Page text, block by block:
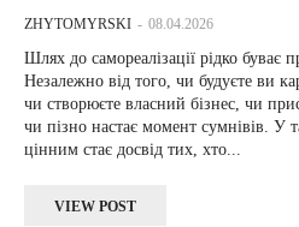
ZHYTOMYRSKI - 08.04.2026
Шлях до самореалізації рідко буває
Незалежно від того, чи будуєте ви
чи створюєте власний бізнес, чи
чи пізно настає момент сумнівів. У
цінним стає досвід тих, хто...
VIEW POST